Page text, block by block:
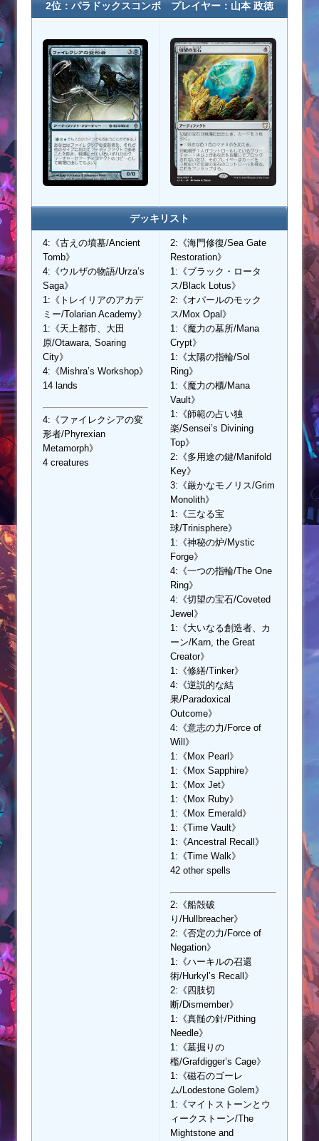
2位：パラドックスコンボ プレイヤー：山本 政徳
デッキリスト
4:《古えの墳墓/Ancient
Tomb》
4:《ウルザの物語/Urza’s
Saga》
1:《トレイリアのアカデ
ミー/Tolarian Academy》
1:《天上都市、大田
原/Otawara, Soaring
City》
4:《Mishra’s Workshop》
14 lands
4:《ファイレクシアの変
形者/Phyrexian
Metamorph》
4 creatures
2:《海門修復/Sea Gate
Restoration》
1:《ブラック・ロータ
ス/Black Lotus》
2:《オパールのモック
ス/Mox Opal》
1:《魔力の墓所/Mana
Crypt》
1:《太陽の指輪/Sol
Ring》
1:《魔力の櫃/Mana
Vault》
1:《師範の占い独
楽/Sensei’s Divining
Top》
2:《多用途の鍵/Manifold
Key》
3:《厳かなモノリス/Grim
Monolith》
1:《三なる宝
球/Trinisphere》
1:《神秘の炉/Mystic
Forge》
4:《一つの指輪/The One
Ring》
4:《切望の宝石/Coveted
Jewel》
1:《大いなる創造者、カ
ーン/Karn, the Great
Creator》
1:《修繕/Tinker》
4:《逆説的な結
果/Paradoxical
Outcome》
4:《意志の力/Force of
Will》
1:《Mox Pearl》
1:《Mox Sapphire》
1:《Mox Jet》
1:《Mox Ruby》
1:《Mox Emerald》
1:《Time Vault》
1:《Ancestral Recall》
1:《Time Walk》
42 other spells
2:《船殻破
り/Hullbreacher》
2:《否定の力/Force of
Negation》
1:《ハーキルの召還
術/Hurkyl’s Recall》
2:《四肢切
断/Dismember》
1:《真髄の針/Pithing
Needle》
1:《墓掘りの
檻/Grafdigger’s Cage》
1:《磁石のゴーレ
ム/Lodestone Golem》
1:《マイトストーンとウ
ィークストーン/The
Mightstone and